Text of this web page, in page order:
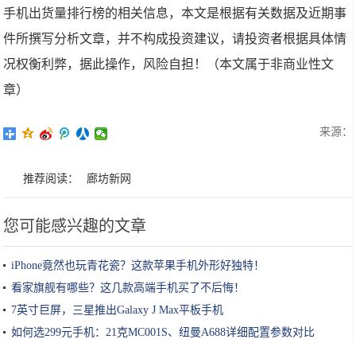
手机出货量排行榜的相关信息，本文是根据有关数据及近期事
件所撰写分析文章，并不构成投资建议，请投资者根据具体情
况权衡利弊，据此操作，风险自担！（本文属于非商业性文
章）
来源：
推荐阅读： 廊坊新网
您可能感兴趣的文章
iPhone竟然也玩青花瓷？这款苹果手机外形好独特！
看家旗舰有哪些？这几款高端手机买了不后悔！
7英寸巨屏，三星推出Galaxy J Max平板手机
如何选299元手机：21克MC001S、纽曼A688详细配置参数对比